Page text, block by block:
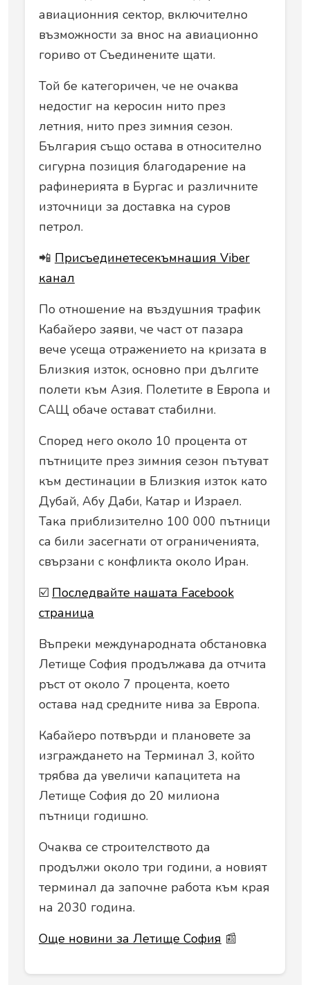
авиационния сектор, включително
възможности за внос на авиационно
гориво от Съединените щати.
Той бе категоричен, че не очаква
недостиг на керосин нито през
летния, нито през зимния сезон.
България също остава в относително
сигурна позиция благодарение на
рафинерията в Бургас и различните
източници за доставка на суров
петрол.
📲 Присъединетесекъмнашия Viber
канал
По отношение на въздушния трафик
Кабайеро заяви, че част от пазара
вече усеща отражението на кризата в
Близкия изток, основно при дългите
полети към Азия. Полетите в Европа и
САЩ обаче остават стабилни.
Според него около 10 процента от
пътниците през зимния сезон пътуват
към дестинации в Близкия изток като
Дубай, Абу Даби, Катар и Израел.
Така приблизително 100 000 пътници
са били засегнати от ограниченията,
свързани с конфликта около Иран.
☑️ Последвайте нашата Facebook
страница
Въпреки международната обстановка
Летище София продължава да отчита
ръст от около 7 процента, което
остава над средните нива за Европа.
Кабайеро потвърди и плановете за
изграждането на Терминал 3, който
трябва да увеличи капацитета на
Летище София до 20 милиона
пътници годишно.
Очаква се строителството да
продължи около три години, а новият
терминал да започне работа към края
на 2030 година.
Още новини за Летище София 📰